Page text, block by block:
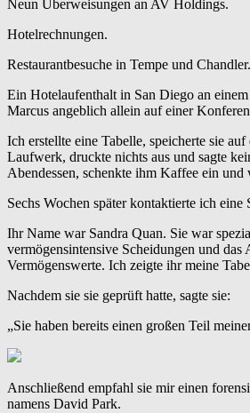
Neun Überweisungen an AV Holdings.
Hotelrechnungen.
Restaurantbesuche in Tempe und Chandler.
Ein Hotelaufenthalt in San Diego an
Marcus angeblich allein auf einer
Ich erstellte eine Tabelle, speicherte sie
Laufwerk, druckte nichts aus und sagte
Abendessen, schenkte ihm Kaffee ein und
Sechs Wochen später kontaktierte ich eine
Ihr Name war Sandra Quan. Sie war
vermögensintensive Scheidungen und das
Vermögenswerte. Ich zeigte ihr meine
Nachdem sie sie geprüft hatte, sagte sie:
„Sie haben bereits einen großen Teil
Anschließend empfahl sie mir einen
namens David Park.